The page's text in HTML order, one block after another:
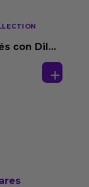
con Dildo